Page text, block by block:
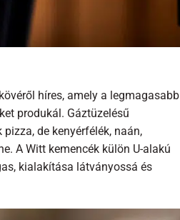
híres, amely a legmagasabb
produkál. Gáztüzelésű
de kenyérfélék, naán,
A Witt kemencék külön U-alakú
kialakítása látványossá és